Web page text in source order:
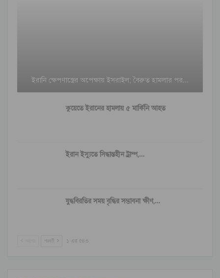
ইরানি ক্ষেপণাস্ত্রের অপেক্ষায় ইসরাইল; বৈরুত হামলার পর…
কুয়েতে ইরানের হামলায় ৫ মার্কিনি আহত
ইরান ইস্যুতে সিদ্ধান্তহীন ট্রাম্প,…
যুদ্ধবিরতির সময় বৃদ্ধির সম্ভাবনা ক্ষীণ,…
পরবর্তী ১ এর ৫৪৩